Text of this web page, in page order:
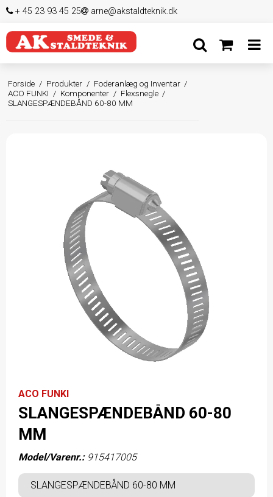
+ 45 23 93 45 25 arne@akstaldteknik.dk
Forside / Produkter / Foderanlæg og Inventar /
ACO FUNKI / Komponenter / Flexsnegle /
SLANGESPÆNDEBÅND 60-80 MM
ACO FUNKI
SLANGESPÆNDEBÅND 60-80
MM
Model/Varenr.: 915417005
SLANGESPÆNDEBÅND 60-80 MM